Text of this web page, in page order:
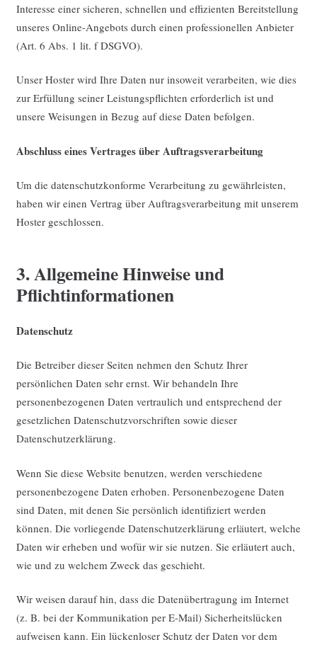
Interesse einer sicheren, schnellen und effizienten Bereitstellung
unseres Online-Angebots durch einen professionellen Anbieter
(Art. 6 Abs. 1 lit. f DSGVO).
Unser Hoster wird Ihre Daten nur insoweit verarbeiten, wie dies
zur Erfüllung seiner Leistungspflichten erforderlich ist und
unsere Weisungen in Bezug auf diese Daten befolgen.
Abschluss eines Vertrages über Auftragsverarbeitung
Um die datenschutzkonforme Verarbeitung zu gewährleisten,
haben wir einen Vertrag über Auftragsverarbeitung mit unserem
Hoster geschlossen.
3. Allgemeine Hinweise und
Pflichtinformationen
Datenschutz
Die Betreiber dieser Seiten nehmen den Schutz Ihrer
persönlichen Daten sehr ernst. Wir behandeln Ihre
personenbezogenen Daten vertraulich und entsprechend der
gesetzlichen Datenschutzvorschriften sowie dieser
Datenschutzerklärung.
Wenn Sie diese Website benutzen, werden verschiedene
personenbezogene Daten erhoben. Personenbezogene Daten
sind Daten, mit denen Sie persönlich identifiziert werden
können. Die vorliegende Datenschutzerklärung erläutert, welche
Daten wir erheben und wofür wir sie nutzen. Sie erläutert auch,
wie und zu welchem Zweck das geschieht.
Wir weisen darauf hin, dass die Datenübertragung im Internet
(z. B. bei der Kommunikation per E-Mail) Sicherheitslücken
aufweisen kann. Ein lückenloser Schutz der Daten vor dem